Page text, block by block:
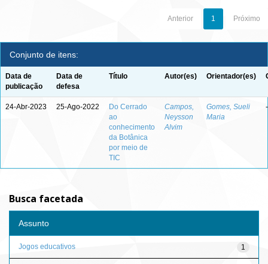
Anterior 1 Próximo
Conjunto de itens:
Data de
publicação
Data de
defesa
Título Autor(es) Orientador(es)
24-Abr-2023 25-Ago-2022
Do Cerrado
ao
conhecimento
da Botânica
por meio de
TIC
Campos,
Neysson
Alvim
Gomes, Sueli
Maria
-
Busca facetada
Assunto
1
Jogos educativos